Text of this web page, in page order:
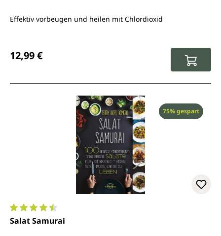
Effektiv vorbeugen und heilen mit Chlordioxid
12,99 €
Rabatt
75% gespart
Durchschnittliche Bewertung von 4.6 von 5 Sternen
Salat Samurai